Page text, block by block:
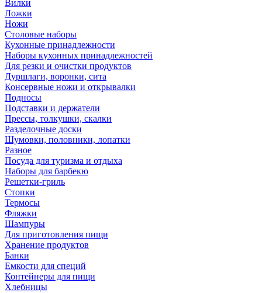
Вилки
Ложки
Ножи
Столовые наборы
Кухонные принадлежности
Наборы кухонных принадлежностей
Для резки и очистки продуктов
Дуршлаги, воронки, сита
Консервные ножи и открывалки
Подносы
Подставки и держатели
Прессы, толкушки, скалки
Разделочные доски
Шумовки, половники, лопатки
Разное
Посуда для туризма и отдыха
Наборы для барбекю
Решетки-гриль
Стопки
Термосы
Фляжки
Шампуры
Для приготовления пищи
Хранение продуктов
Банки
Емкости для специй
Контейнеры для пищи
Хлебницы